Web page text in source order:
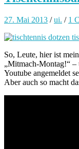
27. Mai 2013 /ui. / 1
So, Leute, hier ist
„Mitmach-Montag!“ –
Youtube angemeldet
Aber auch so macht